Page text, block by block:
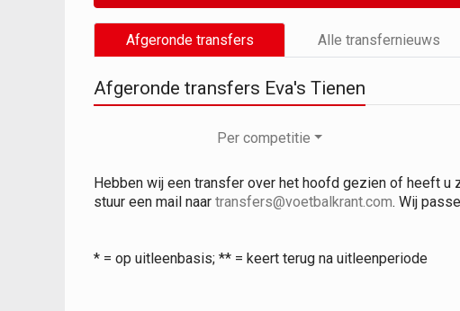
Afgeronde transfers Alle transfernieuws
Afgeronde transfers Eva's Tienen
Per competitie
Hebben wij een transfer over het hoofd gezien of heeft u
stuur een mail naar transfers@voetbalkrant.com. Wij
* = op uitleenbasis; ** = keert terug na uitleenperiode